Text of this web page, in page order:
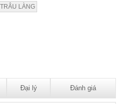
LÀNG
Đại lý Đánh giá